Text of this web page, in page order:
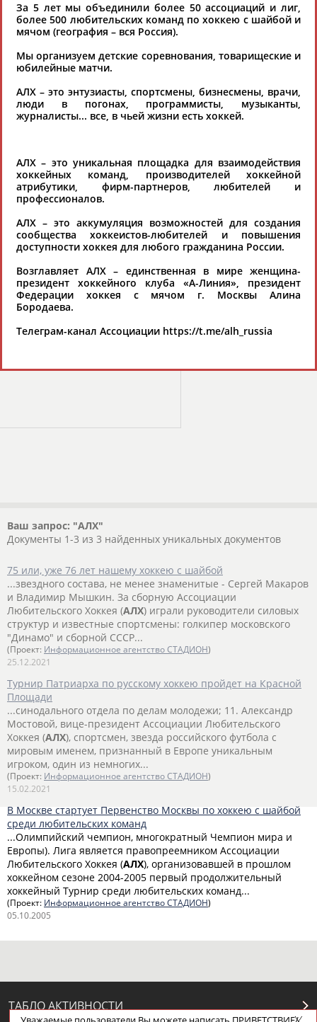
Если вы решили разместить информацию о
хорошо известной вам спортивной
организации или обнаружили какую-либо
ошибку в уже опубликованных данных и
Результаты поиска: 1 организаций
100 последних изменений
Ассоциация любительского
г. Москва, ул. Кировоградская, 32
www.алх.рф
a-liniya2008@yandex.ru
Бородаева
Ваш запрос: "АЛХ"
Документы 1-3 из 3 найденных уникальных документов
75 или, уже 76 лет нашему хоккею с шайбой
...звездного состава, не менее знаменитые - Сергей Макаров
и Владимир Мышкин. За сборную Ассоциации
Любительского Хоккея (АЛХ) играли руководители силовых
структур и известные спортсмены: голкипер московского
"Динамо" и сборной СССР...
(Проект: Информационное агентство СТАДИОН)
25.12.2021
Турнир Патриарха по русскому хоккею пройдет на Красной
Площади
...синодального отдела по делам молодежи; 11. Александр
Мостовой, вице-президент Ассоциации Любительского
Хоккея (АЛХ), спортсмен, звезда российского футбола с
мировым именем, признанный в Европе уникальным
игроком, один из немногих...
(Проект: Информационное агентство СТАДИОН)
15.02.2021
В Москве стартует Первенство Москвы по хоккею с шайбой
среди любительских команд
...Олимпийский чемпион, многократный Чемпион мира и
Европы). Лига является правопреемником Ассоциации
Любительского Хоккея (АЛХ), организовавшей в прошлом
хоккейном сезоне 2004-2005 первый продолжительный
хоккейный Турнир среди любительских команд...
(Проект: Информационное агентство СТАДИОН)
05.10.2005
За 5 лет мы объединили более 50 ассоциаций и лиг,
более 500 любительских команд по хоккею с шайбой и
мячом (география – вся Россия).
Мы организуем детские соревнования, товарищеские и
юбилейные матчи.
АЛХ – это энтузиасты, спортсмены, бизнесмены, врачи,
люди в погонах, программисты, музыканты,
журналисты... все, в чьей жизни есть хоккей.
АЛХ – это уникальная площадка для взаимодействия
хоккейных команд, производителей хоккейной
атрибутики, фирм-партнеров, любителей и
профессионалов.
АЛХ – это аккумуляция возможностей для создания
сообщества хоккеистов-любителей и повышения
доступности хоккея для любого гражданина России.
Возглавляет АЛХ – единственная в мире женщина-
президент хоккейного клуба «А-Линия», президент
Федерации хоккея с мячом г. Москвы Алина
Бородаева.
Телеграм-канал Ассоциации https://t.me/alh_russia
ТАБЛО АКТИВНОСТИ